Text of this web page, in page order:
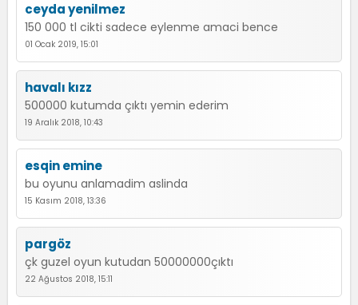
ceyda yenilmez
150 000 tl cikti sadece eylenme amaci bence
01 Ocak 2019, 15:01
havalı kızz
500000 kutumda çıktı yemin ederim
19 Aralık 2018, 10:43
esqin emine
bu oyunu anlamadim aslinda
15 Kasım 2018, 13:36
pargöz
çk guzel oyun kutudan 50000000çıktı
22 Ağustos 2018, 15:11